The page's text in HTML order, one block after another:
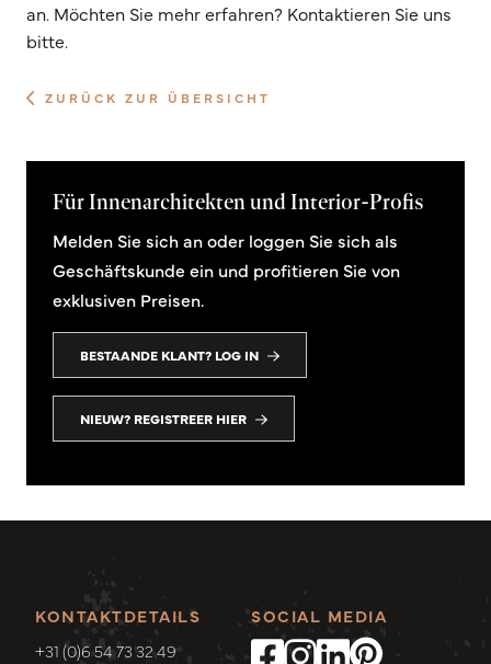
an. Möchten Sie mehr erfahren? Kontaktieren Sie uns
bitte.
ZURÜCK ZUR ÜBERSICHT
Für Innenarchitekten und Interior-Profis
Melden Sie sich an oder loggen Sie sich als
Geschäftskunde ein und profitieren Sie von
exklusiven Preisen.
BESTAANDE KLANT? LOG IN
NIEUW? REGISTREER HIER
KONTAKTDETAILS
+31 (0)6 54 73 32 49
SOCIAL MEDIA